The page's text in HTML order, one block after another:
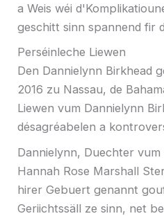
a Weis wéi
geschitt sinn spannend fir
Perséinleche Liewen
Den Dannielynn Birkhead
2016 zu Nassau, de
Liewen vum Dannielynn
désagréabelen a
Dannielynn, Duechter
Hannah Rose Marshall
hirer Gebuert genannt
Geriichtssäll ze sinn, net